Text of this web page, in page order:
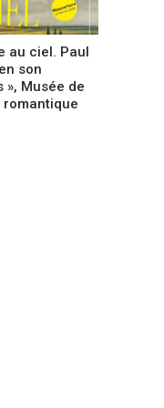
au ciel. Paul
son
», Musée de
romantique